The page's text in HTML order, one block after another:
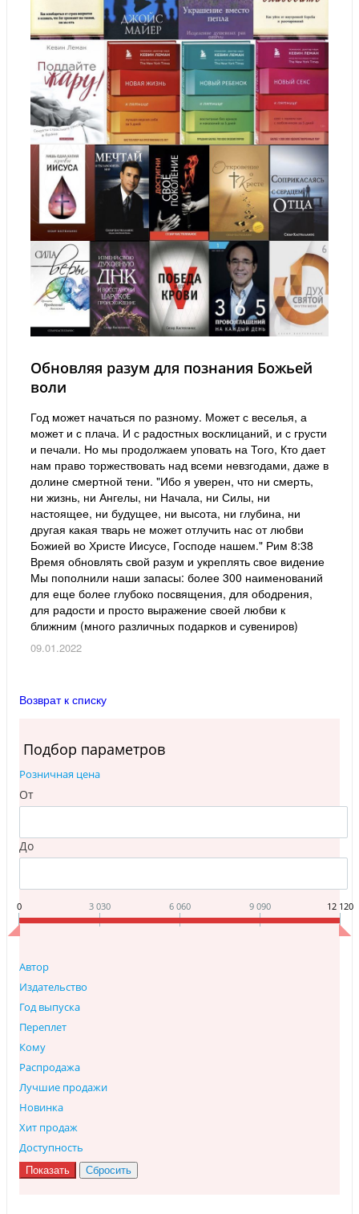
Обновляя разум для познания Божьей
воли
Год может начаться по разному. Может с веселья, а
может и с плача. И с радостных восклицаний, и с грусти
и печали. Но мы продолжаем уповать на Того, Кто дает
нам право торжествовать над всеми невзгодами, даже в
долине смертной тени. "Ибо я уверен, что ни смерть,
ни жизнь, ни Ангелы, ни Начала, ни Силы, ни
настоящее, ни будущее, ни высота, ни глубина, ни
другая какая тварь не может отлучить нас от любви
Божией во Христе Иисусе, Господе нашем." Рим 8:38
Время обновлять свой разум и укреплять свое видение
Мы пополнили наши запасы: более 300 наименований
для еще более глубоко посвящения, для ободрения,
для радости и просто выражение своей любви к
ближним (много различных подарков и сувениров)
09.01.2022
Возврат к списку
Подбор параметров
Розничная цена
От
До
0 3 030 6 060 9 090 12 120
Автор
Издательство
Год выпуска
Переплет
Кому
Распродажа
Лучшие продажи
Новинка
Хит продаж
Доступность